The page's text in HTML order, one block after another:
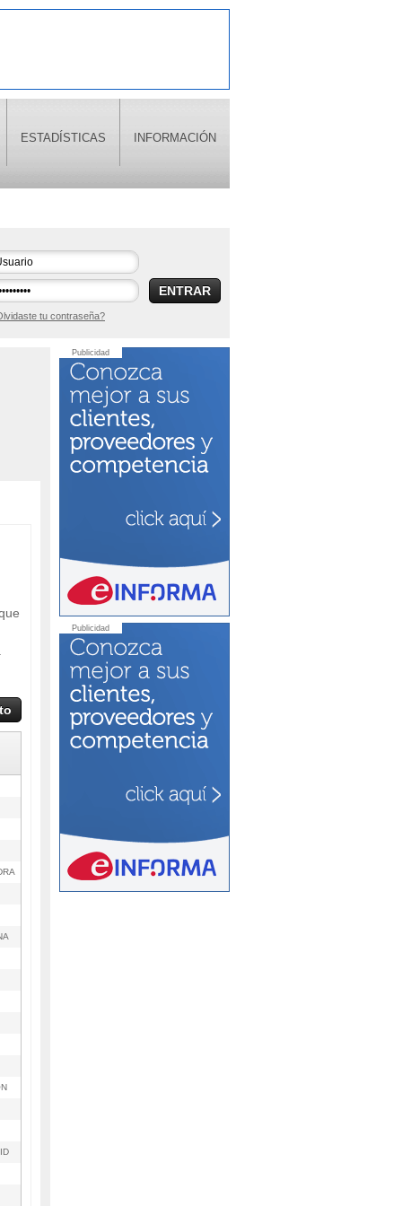
ESTADÍSTICAS INFORMACIÓN
ENTRAR
tu contraseña?
Publicidad
Publicidad